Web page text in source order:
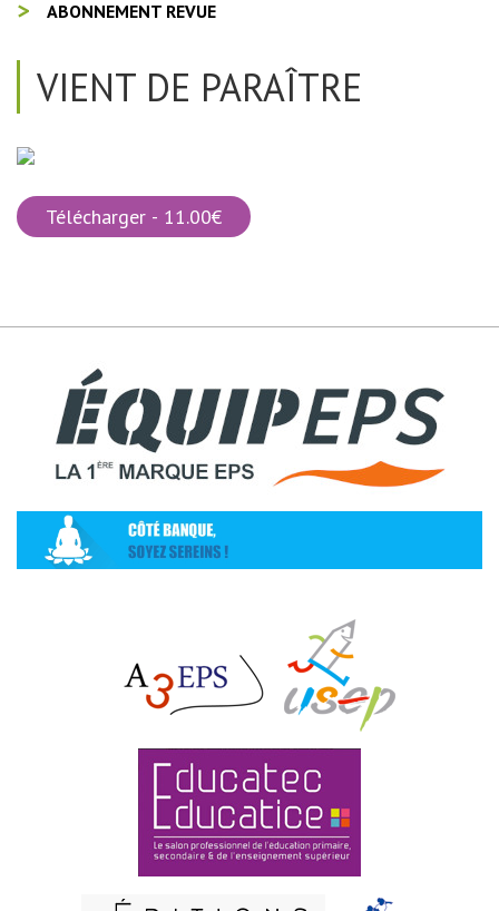
ABONNEMENT REVUE
VIENT DE PARAÎTRE
Télécharger - 11.00€